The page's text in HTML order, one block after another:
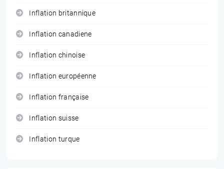
Inflation britannique
Inflation canadiene
Inflation chinoise
Inflation européenne
Inflation française
Inflation suisse
Inflation turque